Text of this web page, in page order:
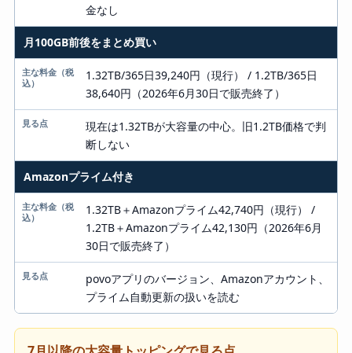
金なし
月100GB前後をまとめ買い
1.32TB/365日39,240円（現行） / 1.2TB/365日
38,640円（2026年6月30日で販売終了）
現在は1.32TBが大容量の中心。旧1.2TB価格で判
断しない
Amazonプライム付き
1.32TB＋Amazonプライム42,740円（現行） /
1.2TB＋Amazonプライム42,130円（2026年6月
30日で販売終了）
povoアプリのバージョン、Amazonアカウント、
プライム自動更新の扱いを読む